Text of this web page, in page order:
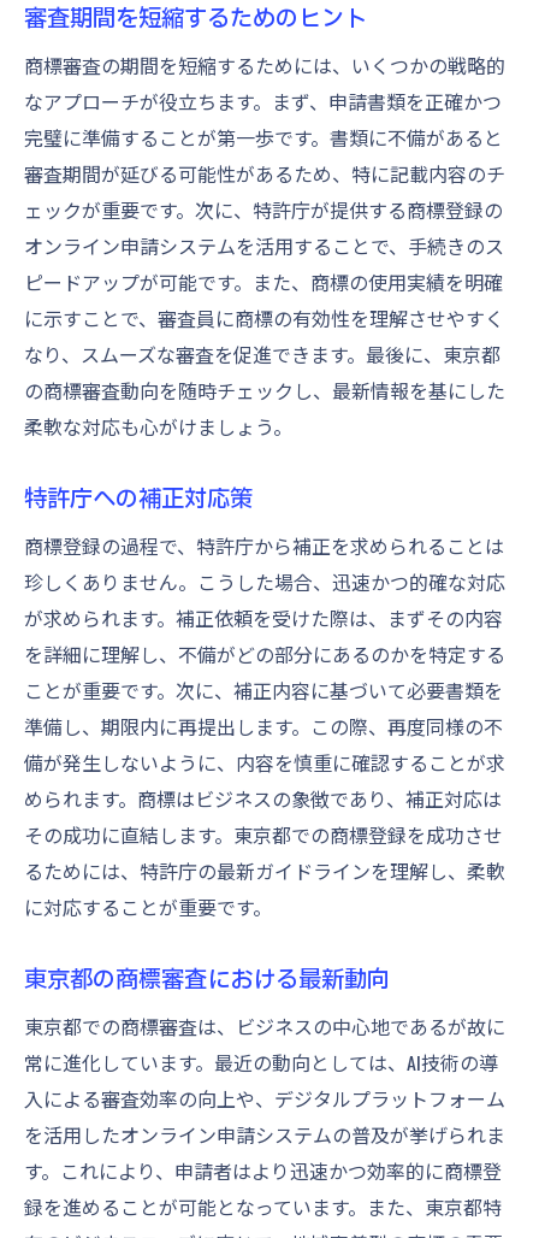
審査期間を短縮するためのヒント
商標審査の期間を短縮するためには、いくつかの戦略的
なアプローチが役立ちます。まず、申請書類を正確かつ
完璧に準備することが第一歩です。書類に不備があると
審査期間が延びる可能性があるため、特に記載内容のチ
ェックが重要です。次に、特許庁が提供する商標登録の
オンライン申請システムを活用することで、手続きのス
ピードアップが可能です。また、商標の使用実績を明確
に示すことで、審査員に商標の有効性を理解させやすく
なり、スムーズな審査を促進できます。最後に、東京都
の商標審査動向を随時チェックし、最新情報を基にした
柔軟な対応も心がけましょう。
特許庁への補正対応策
商標登録の過程で、特許庁から補正を求められることは
珍しくありません。こうした場合、迅速かつ的確な対応
が求められます。補正依頼を受けた際は、まずその内容
を詳細に理解し、不備がどの部分にあるのかを特定する
ことが重要です。次に、補正内容に基づいて必要書類を
準備し、期限内に再提出します。この際、再度同様の不
備が発生しないように、内容を慎重に確認することが求
められます。商標はビジネスの象徴であり、補正対応は
その成功に直結します。東京都での商標登録を成功させ
るためには、特許庁の最新ガイドラインを理解し、柔軟
に対応することが重要です。
東京都の商標審査における最新動向
東京都での商標審査は、ビジネスの中心地であるが故に
常に進化しています。最近の動向としては、AI技術の導
入による審査効率の向上や、デジタルプラットフォーム
を活用したオンライン申請システムの普及が挙げられま
す。これにより、申請者はより迅速かつ効率的に商標登
録を進めることが可能となっています。また、東京都特